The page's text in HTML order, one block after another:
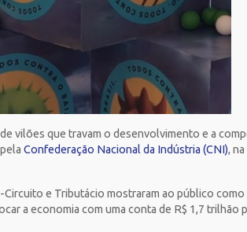
vilões que travam o desenvolvimento e a
pelaConfederação Nacional da Indústria (CNI),
e Tributácio mostraram ao público
a economia com uma conta de R$ 1,7 trilhão